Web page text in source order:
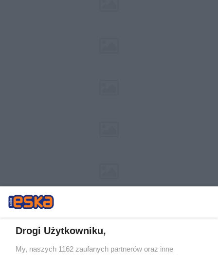
Drogi Użytkowniku,
My, naszych 1162 zaufanych partnerów oraz inne